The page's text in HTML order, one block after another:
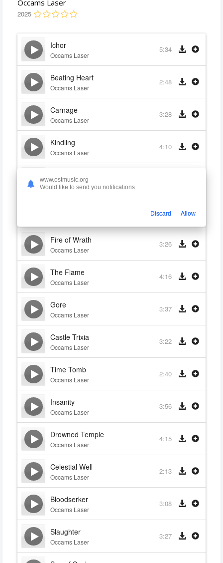
Occams Laser
2025
Ichor
Occams Laser
5:34
Beating Heart
Occams Laser
2:48
Carnage
Occams Laser
3:28
Kindling
Occams Laser
4:10
Holy City of Nox
Occams Laser
4:14
Fire of Wrath
Occams Laser
3:26
The Flame
Occams Laser
4:16
Gore
Occams Laser
3:37
Castle Trixia
Occams Laser
3:22
Time Tomb
Occams Laser
2:40
Insanity
Occams Laser
3:56
Drowned Temple
Occams Laser
4:15
Celestial Well
Occams Laser
2:13
Bloodserker
Occams Laser
3:08
Slaughter
Occams Laser
3:27
www.ostmusic.org
Would like to send you notifications
Discard Allow